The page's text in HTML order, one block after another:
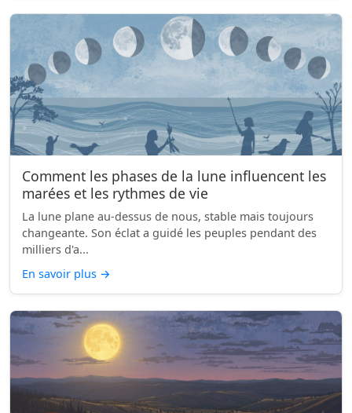
Comment les phases de la lune influencent les
marées et les rythmes de vie
La lune plane au-dessus de nous, stable mais toujours
changeante. Son éclat a guidé les peuples pendant des
milliers d'a...
En savoir plus →